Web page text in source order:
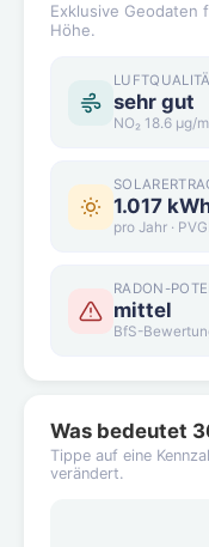
Exklusive Geodaten
Höhe.
sehr gut
NO₂ 18.6 µg/
1.017
pro Jahr ·
RADON-
mittel
BfS-
Was bedeutet
Tippe auf eine
verändert.